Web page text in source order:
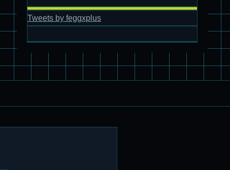
Tweets by feggxplus